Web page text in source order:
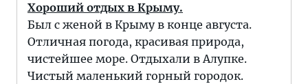
Хороший отдых в Крыму.
Был с женой в Крыму в конце августа.
Отличная погода, красивая природа,
чистейшее море. Отдыхали в Алупке.
Чистый маленький горный городок.